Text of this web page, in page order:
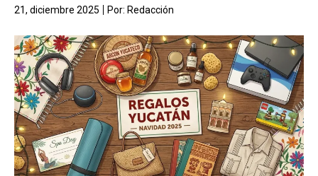
21, diciembre 2025 Por: Redacción